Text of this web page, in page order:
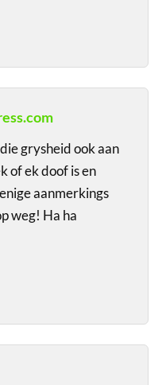
grysheid ook aan
of ek doof is en
aanmerkings
weg! Ha ha